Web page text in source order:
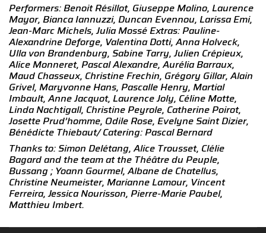
Performers: Benoit Résillot, Giuseppe Molino, Laurence
Mayor, Bianca Iannuzzi, Duncan Evennou, Larissa Emi,
Jean-Marc Michels, Julia MosséExtras: Pauline-
Alexandrine Deforge, Valentina Dotti, Anna Holveck,
Ulla von Brandenburg, Sabine Tarry, Julien Crépieux,
Alice Monneret, Pascal Alexandre, Aurélia Barraux,
Maud Chasseux, Christine Frechin, Grégory Gillar, Alain
Grivel, Maryvonne Hans, Pascalle Henry, Martial
Imbault, Anne Jacquot, Laurence Joly, Céline Motte,
Linda Nachtigall, Christine Peyrole, Catherine Poirot,
Josette Prud’homme, Odile Rose, Evelyne Saint Dizier,
Bénédicte Thiebaut/ Catering: Pascal Bernard
Thanks to: Simon Delétang, Alice Trousset, Clélie
Bagard and the team at the Théâtre du Peuple,
Bussang ; Yoann Gourmel, Albane de Chatellus,
Christine Neumeister, Marianne Lamour, Vincent
Ferreira, Jessica Nourisson, Pierre-Marie Paubel,
Matthieu Imbert.